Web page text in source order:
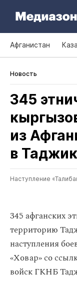
Афганистан
Новость
345
из
в
Наступление
345 афганских
территорию
наступления
«Ховар» со
войск ГКНБ